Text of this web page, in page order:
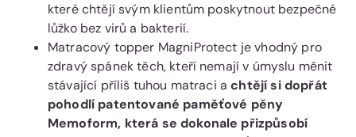
které chtějí svým klientům poskytnout bezpečné
lůžko bez virů a bakterií.
Matracový topper MagniProtect je vhodný pro
zdravý spánek těch, kteří nemají v úmyslu měnit
stávající příliš tuhou matraci achtějí si dopřát
pohodlí patentované paměťové pěny
Memoform, která se dokonale přizpůsobí